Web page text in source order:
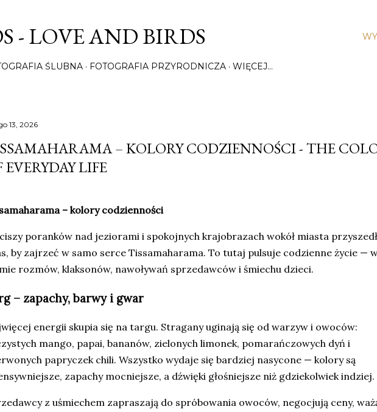
- LOVE AND BIRDS
ŚLUBNA FOTOGRAFIA PRZYRODNICZA WIĘCEJ…
13, 2026
– KOLORY CODZIENNOŚCI - THE
EVERYDAY LIFE
– kolory codzienności
poranków nad jeziorami i spokojnych krajobrazach wokół miasta przyszedł
by zajrzeć w samo serce Tissamaharama. To tutaj pulsuje codzienne życie —
rozmów, klaksonów, nawoływań sprzedawców i śmiechu dzieci.
– zapachy, barwy i gwar
energii skupia się na targu. Stragany uginają się od warzyw i owoców:
mango, papai, bananów, zielonych limonek, pomarańczowych dyń i
papryczek chili. Wszystko wydaje się bardziej nasycone — kolory są
zapachy mocniejsze, a dźwięki głośniejsze niż gdziekolwiek indziej.
z uśmiechem zapraszają do spróbowania owoców, negocjują ceny,